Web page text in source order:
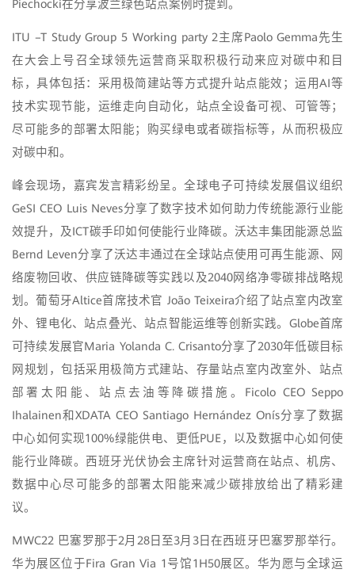
Piechocki在分享波兰绿色站点案例时提到。
ITU –T Study Group 5 Working party 2主席Paolo Gemma先生
在大会上号召全球领先运营商采取积极行动来应对碳中和目
标，具体包括：采用极简建站等方式提升站点能效；运用AI等
技术实现节能，运维走向自动化，站点全设备可视、可管等；
尽可能多的部署太阳能；购买绿电或者碳指标等，从而积极应
对碳中和。
峰会现场，嘉宾发言精彩纷呈。全球电子可持续发展倡议组织
GeSI CEO Luis Neves分享了数字技术如何助力传统能源行业能
效提升，及ICT碳手印如何使能行业降碳。沃达丰集团能源总监
Bernd Leven分享了沃达丰通过在全球站点使用可再生能源、网
络废物回收、供应链降碳等实践以及2040网络净零碳排战略规
划。葡萄牙Altice首席技术官 João Teixeira介绍了站点室内改室
外、锂电化、站点叠光、站点智能运维等创新实践。Globe首席
可持续发展官Maria Yolanda C. Crisanto分享了2030年低碳目标
网规划，包括采用极简方式建站、存量站点室内改室外、站点
部署太阳能、站点去油等降碳措施。Ficolo CEO Seppo
Ihalainen和XDATA CEO Santiago Hernández Onís分享了数据
中心如何实现100%绿能供电、更低PUE，以及数据中心如何使
能行业降碳。西班牙光伏协会主席针对运营商在站点、机房、
数据中心尽可能多的部署太阳能来减少碳排放给出了精彩建
议。
MWC22 巴塞罗那于2月28日至3月3日在西班牙巴塞罗那举行。
华为展区位于Fira Gran Via 1号馆1H50展区。华为愿与全球运